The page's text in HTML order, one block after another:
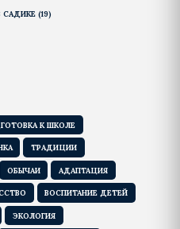
САДИКЕ (19)
К ШКОЛЕ
ТРАДИЦИИ
ОБЫЧАИ АДАПТАЦИЯ
ВОСПИТАНИЕ ДЕТЕЙ
ЭКОЛОГИЯ